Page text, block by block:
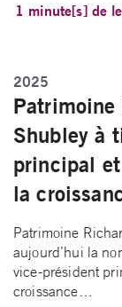
1 minute[s] de
2025
Patrimoine
Shubley à
principal
la
Patrimoine
aujourd’hui la
vice-président
croissance…